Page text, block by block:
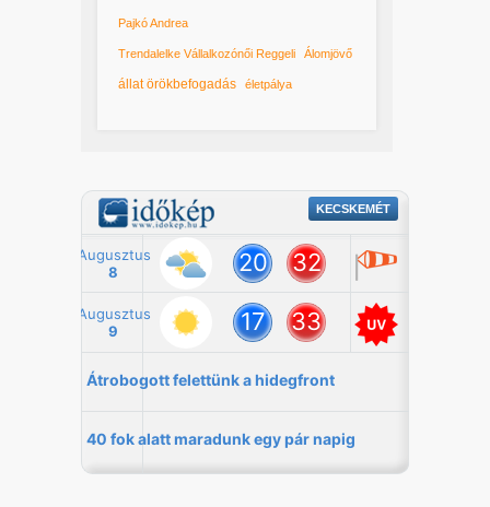
Pajkó Andrea
Trendalelke Vállalkozónői Reggeli Álomjövő
állat örökbefogadás életpálya